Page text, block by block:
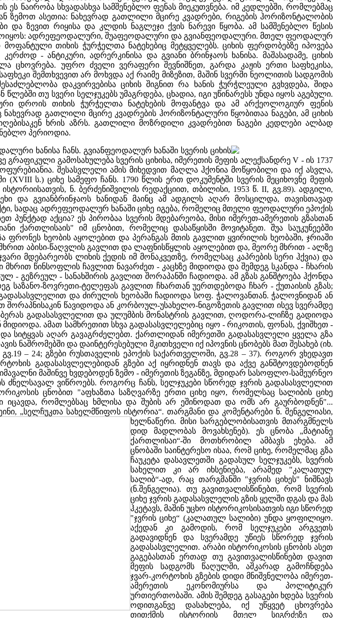
ნაირობა სხვადასხვა სამშენებლო ფენას მიეკუთვნება. იმ კედლებში, რომლებმაც
ზემოთ ასეთია: ნახევრად გათლილი მცირე კვადრები, რიგების ჰორიზონტალობის
ზევით რიყისა და კლდის ნაგლეჯი ქვის ნარევი წყობა. ამ სამშენებლო წესის
ადრეფეოდალური, შუაფეოდალური და გვიანფეოდალური. მთელ ფეოდალურ
მოფანტული თიხის ჭურჭელთა ნატეხებიც მეტყველებს. ციხის ფერდობებზე იპოვება
- ანტიკური, ადრერკინისა და გვიანი ბრინჯაოს ხანისა. მაშასადამე, ციხის
ცხოვრება. უფრო ძველი ვერაფერი შევნიშნეთ, გარდა კაჟის ერთი საფხეკისა,
შემთხვევით არ მოხვდა აქ რაიმე მიზეზით, მაშინ სვერში ნეოლითის სადგომის
დაკვირვებისა ციხის შიგნით რა ხანის ჭურჭლეული გვხვდება, შიდა
წლებში თუ სვერი სელჯუკებს უმაგრდება, ცხადია, იგი უწინარესს უნდა იყოს აგებული.
დროის თიხის ჭურჭელთა ნატეხების მოფანტვა და ამ არქეოლოგიურ ფენის
ნახევრად გათლილი მცირე კვადრების ჰორიზონტალური წყობითაა ნაგები, ამ ციხის
ხრის აზრს. გათლილი მოზრდილი კვადრებით ნაგები კედლები ალბად
პერიოდია.
ხანისა ჩანს. გვიანფეოდალურ ხანაში სვერის ციხის
გრაფიკული გამოსახულება სვერის ციხისა, იმერეთის მეფის ალექსანდრე V - ის 1737
შესასვლელი ამის მიხედვით მაღლა ჰქონია მოწყობილი და იქ ასვლა,
(XVIII ს.) ციხე სამეფო ჩანს. 1790 წლის ერთ დოკუმენტში სვერის მეციხოვნე მეფის
ნ. ბერძენიშვილის რედაქციით, თბილისი, 1953 წ. II, გვ.89). ადგილი,
და გვიანბრინჯაოს ხანიდან მაინც ამ ადგილს აღარ მოსცილდა, თავისთავად
სადაც ადრეფეოდალურ ხანაში ციხე იგება, რომელიც მთელი ფეოდალური ეპოქის
აქცია? ეს პირობაა სვერის მდებარეობა, მისი იმერეთ-ამერეთის გზასთან
ქართლისაის" იმ ცნობით, რომელიც დასაწყისში მოვიტანეთ. შუა საუკუნეებში
ხეობის აყოლებით და პერანგას მთის გავლით ყვირილის ხეობაში, ჯრიაში
აბისი-წაღვლის გავლით და ლაფნისწყლის აყოლებით და, მეორე მხრით - ალზე
მდებარეობს ლიხის ქედის იმ მონაკვეთზე, რომელსაც კაპრების სერი ჰქვია) და
წინსოფლის ჩავლით ნავარძეთ - კაცხზე მიდიოდა და შემდეგ სკანდა - ჩხარის
- გეზრეულ - სანახშირის გავლით შორაპანში ჩადიოდა. ამ გზას განშტოება ჰქონდა
საზანო-ზოვრეთი-ტელეფას გავლით ჩხართან უერთდებოდა ჩხარ - ქუთაისის გზას;
და ძირულის ხეობაში ჩადიოდა სოფ. ჭალოვანთან. ჭალოვნიდან ან
წავიდოდა ან კორბოულ-უსახელო-ნიგოზეთის გავლით ისევ სვერამდე
გადასასვლელით და ულუმბის მონასტრის გავლით, ღოდორა-ლიჩზე გადიოდა
ამათ სამხრეთით სხვა გადასასვლელებიც იყო - რიკოთის, ფონას, ქვიშხეთ -
და სიტყვას აღარ გავაგრძელებთ. ქართლიდან იმერეთში გადასასვლელი ყველა გზა
ნაშრომებში და დაინტერესებული მკითხველი იქ იპოვნის ცნობებს მათ შესახებ (იხ.
– 24; გზები რუსთაველის ეპოქის საქართველოში, გვ.28 – 37). როგორ ვხედავთ
გადასასვლელებიდან გზები აქ იყრიდნენ თავს და აქვე განშტოვდებოდნენ
მაშინვე ხვდებოდენ ზემო - იმერეთის ზეგანზე, მდიდარ სასოფლო-სამეურნეო
ძნელსავალ ვიწროებს. როგორც ჩანს, სელჯუკები სწორედ ჯვრის გადასასვლელით
ცნობით "აფხაზთა საზღვარზე ერთი ციხე იყო, რომელსაც სალიბის ციხე
იცავდა, რომლებსაც ხმლისა და შუბის არ ეშინოდათ და ომს არ გაურბოდნენ"...
„სელჩუკთა სახელმწიფოს ისტორია“. თარგმანი და კომენტარები ნ. შენგელიასი,
ხელნაწერი. მისი სარგებლობისათვის მთარგმნელს
დიდ მადლობას მოვახსენებ). ეს ცნობა „მატიანე
ქართლისაი“-ში მოთხრობილ ამბავს ეხება. ამ
ცნობაში საინტერესო ისაა, რომ ციხე, რომელმაც გზა
ჩაუკეტა დასავლეთში გადასულ სელჯუკებს, სვერის
სახელით კი არ იხსენიება, არამედ "კალათულ
სალიბ“-ად, რაც თარგმანში "ჯვრის ციხეს" ნიშნავს
(ნ.შენგელია). თუ გავითვალისწინებთ, რომ სვერის
ციხე ჯვრის გადასასვლელის გზის ყელში დგას და მას
ჰკეტავს, მაშინ უცხო ისტორიკოსისათვის იგი სწორედ
"ჯვრის ციხე“ (კალათულ სალიბი) უნდა ყოფილიყო.
აქედან კი გამოდის, რომ სელჯუკები არგვეთს
გადავიდნენ და სვერამდე უწიეს სწორედ ჯვრის
გადასასვლელით. არაბი ისტორიკოსის ცნობის ასეთ
გაგებასთან ერთად თუ გავითვალისწინებთ დავით
მეფის სადგომს წაღულში, აშკარად გამოჩნდება
ჯვარ-კორტოხის გზების დიდი მნიშვნელობა იმერეთ-
ამერეთის ეკონომიურსა და პოლიტიკურ
ურთიერთობაში. ამის შემდეგ გასაგები ხდება სვერის
ოდითგანვე დასახლება, იქ უწყვეტ ცხოვრება
თითქმის ისტორიის მთელ სიგრძეზე და